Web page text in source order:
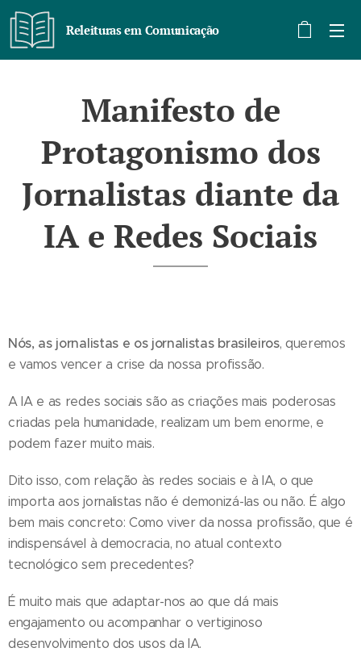
Releituras em Comunicação
Manifesto de
Protagonismo dos
Jornalistas diante da
IA e Redes Sociais
Nós, as jornalistas e os jornalistas brasileiros, queremos
e vamos vencer a crise da nossa profissão.
A IA e as redes sociais são as criações mais poderosas
criadas pela humanidade, realizam um bem enorme, e
podem fazer muito mais.
Dito isso, com relação às redes sociais e à IA, o que
importa aos jornalistas não é demonizá-las ou não. É algo
bem mais concreto: Como viver da nossa profissão, que é
indispensável à democracia, no atual contexto
tecnológico sem precedentes?
É muito mais que adaptar-nos ao que dá mais
engajamento ou acompanhar o vertiginoso
desenvolvimento dos usos da IA.